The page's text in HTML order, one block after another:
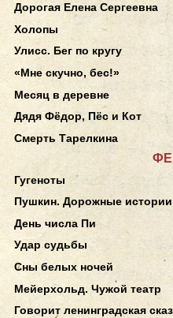
Дорогая Елена Сергеевна
Холопы
Улисс. Бег по кругу
«Мне скучно, бес!»
Месяц в деревне
Дядя Фёдор, Пёс и Кот
Смерть Тарелкина
Гугеноты
Пушкин. Дорожные истории
День числа Пи
Удар судьбы
Сны белых ночей
Мейерхольд. Чужой театр
Говорит ленинградская